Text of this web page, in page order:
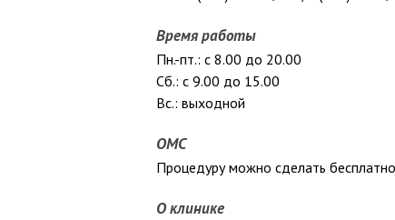
Время работы
Пн.-пт.: с 8.00 до 20.00
Сб.: с 9.00 до 15.00
Вс.: выходной
ОМС
Процедуру можно сделать
О клинике